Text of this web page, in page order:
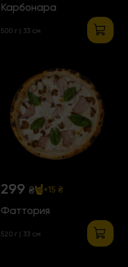
Карбонара
500 г | 33 см
299 ₴ +15 ₴
Фаттория
520 г | 33 см